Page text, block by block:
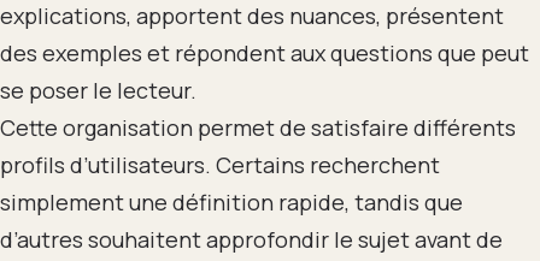
explications, apportent des nuances, présentent
des exemples et répondent aux questions que peut
se poser le lecteur.
Cette organisation permet de satisfaire différents
profils d’utilisateurs. Certains recherchent
simplement une définition rapide, tandis que
d’autres souhaitent approfondir le sujet avant de